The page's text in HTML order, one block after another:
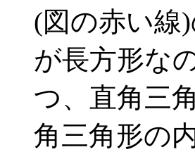
(図の赤い線
が長方形な
つ、直角三
角三角形の